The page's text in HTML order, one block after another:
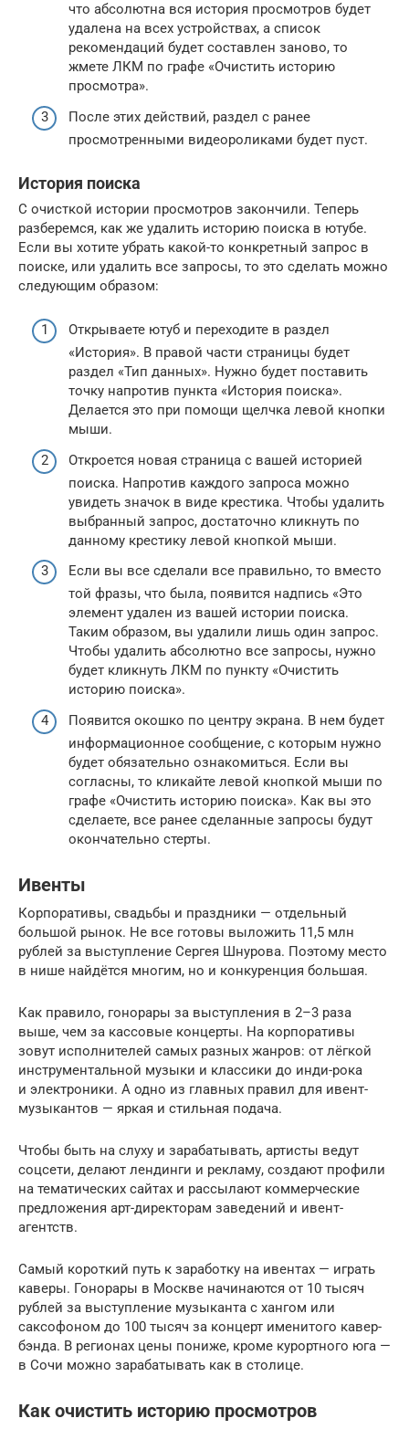
что абсолютна вся история просмотров будет
удалена на всех устройствах, а список
рекомендаций будет составлен заново, то
жмете ЛКМ по графе «Очистить историю
просмотра».
После этих действий, раздел с ранее
просмотренными видеороликами будет пуст.
История поиска
С очисткой истории просмотров закончили. Теперь
разберемся, как же удалить историю поиска в ютубе.
Если вы хотите убрать какой-то конкретный запрос в
поиске, или удалить все запросы, то это сделать можно
следующим образом:
Открываете ютуб и переходите в раздел
«История». В правой части страницы будет
раздел «Тип данных». Нужно будет поставить
точку напротив пункта «История поиска».
Делается это при помощи щелчка левой кнопки
мыши.
Откроется новая страница с вашей историей
поиска. Напротив каждого запроса можно
увидеть значок в виде крестика. Чтобы удалить
выбранный запрос, достаточно кликнуть по
данному крестику левой кнопкой мыши.
Если вы все сделали все правильно, то вместо
той фразы, что была, появится надпись «Это
элемент удален из вашей истории поиска.
Таким образом, вы удалили лишь один запрос.
Чтобы удалить абсолютно все запросы, нужно
будет кликнуть ЛКМ по пункту «Очистить
историю поиска».
Появится окошко по центру экрана. В нем будет
информационное сообщение, с которым нужно
будет обязательно ознакомиться. Если вы
согласны, то кликайте левой кнопкой мыши по
графе «Очистить историю поиска». Как вы это
сделаете, все ранее сделанные запросы будут
окончательно стерты.
Ивенты
Корпоративы, свадьбы и праздники — отдельный
большой рынок. Не все готовы выложить 11,5 млн
рублей за выступление Сергея Шнурова. Поэтому место
в нише найдётся многим, но и конкуренция большая.
Как правило, гонорары за выступления в 2–3 раза
выше, чем за кассовые концерты. На корпоративы
зовут исполнителей самых разных жанров: от лёгкой
инструментальной музыки и классики до инди-рока
и электроники. А одно из главных правил для ивент-
музыкантов — яркая и стильная подача.
Чтобы быть на слуху и зарабатывать, артисты ведут
соцсети, делают лендинги и рекламу, создают профили
на тематических сайтах и рассылают коммерческие
предложения арт-директорам заведений и ивент-
агентств.
Самый короткий путь к заработку на ивентах — играть
каверы. Гонорары в Москве начинаются от 10 тысяч
рублей за выступление музыканта с хангом или
саксофоном до 100 тысяч за концерт именитого кавер-
бэнда. В регионах цены пониже, кроме курортного юга —
в Сочи можно зарабатывать как в столице.
Как очистить историю просмотров